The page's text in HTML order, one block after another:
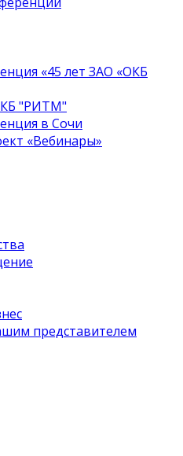
«45 лет ЗАО «ОКБ
"РИТМ"
в Сочи
«Вебинары»
представителем